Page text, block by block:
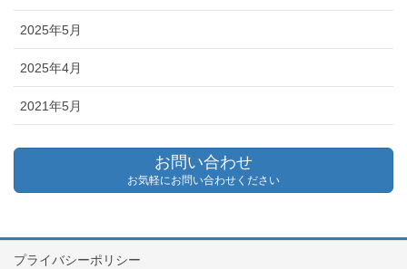
2025年5月
2025年4月
2021年5月
お問い合わせ
お気軽にお問い合わせください
プライバシーポリシー